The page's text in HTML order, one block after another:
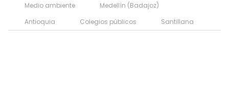
Medio ambiente
Medellín (Badajoz)
Antioquia
Colegios públicos Santillana